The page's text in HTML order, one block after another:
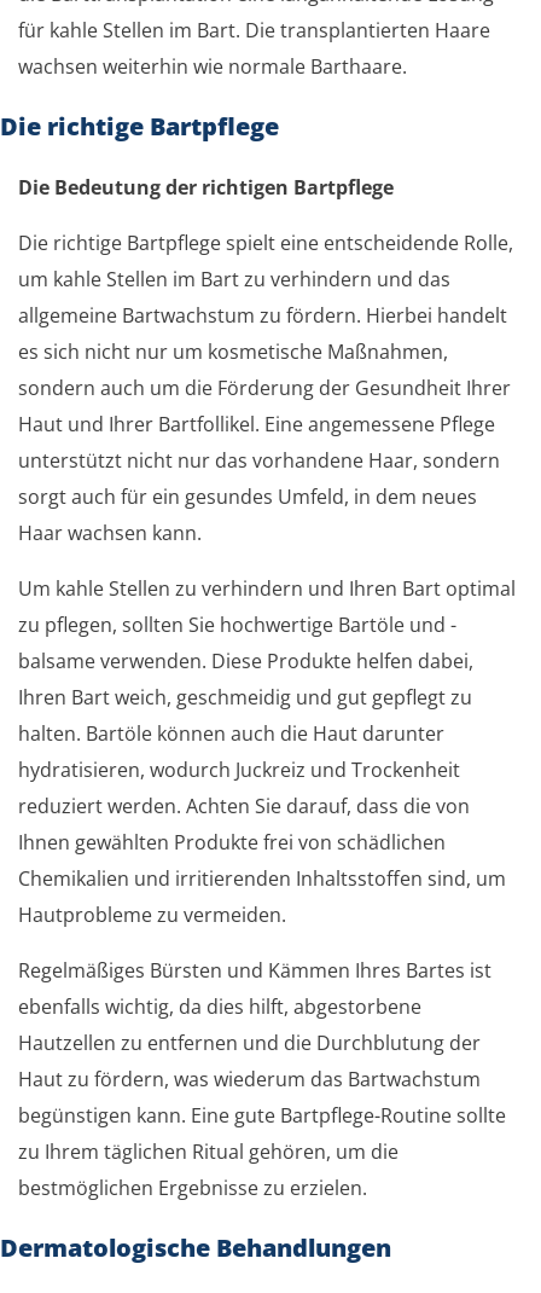
für kahle Stellen im Bart. Die transplantierten Haare
wachsen weiterhin wie normale Barthaare.
Die richtige Bartpflege
Die Bedeutung der richtigen Bartpflege
Die richtige Bartpflege spielt eine entscheidende Rolle,
um kahle Stellen im Bart zu verhindern und das
allgemeine Bartwachstum zu fördern. Hierbei handelt
es sich nicht nur um kosmetische Maßnahmen,
sondern auch um die Förderung der Gesundheit Ihrer
Haut und Ihrer Bartfollikel. Eine angemessene Pflege
unterstützt nicht nur das vorhandene Haar, sondern
sorgt auch für ein gesundes Umfeld, in dem neues
Haar wachsen kann.
Um kahle Stellen zu verhindern und Ihren Bart optimal
zu pflegen, sollten Sie hochwertige Bartöle und -
balsame verwenden. Diese Produkte helfen dabei,
Ihren Bart weich, geschmeidig und gut gepflegt zu
halten. Bartöle können auch die Haut darunter
hydratisieren, wodurch Juckreiz und Trockenheit
reduziert werden. Achten Sie darauf, dass die von
Ihnen gewählten Produkte frei von schädlichen
Chemikalien und irritierenden Inhaltsstoffen sind, um
Hautprobleme zu vermeiden.
Regelmäßiges Bürsten und Kämmen Ihres Bartes ist
ebenfalls wichtig, da dies hilft, abgestorbene
Hautzellen zu entfernen und die Durchblutung der
Haut zu fördern, was wiederum das Bartwachstum
begünstigen kann. Eine gute Bartpflege-Routine sollte
zu Ihrem täglichen Ritual gehören, um die
bestmöglichen Ergebnisse zu erzielen.
Dermatologische Behandlungen